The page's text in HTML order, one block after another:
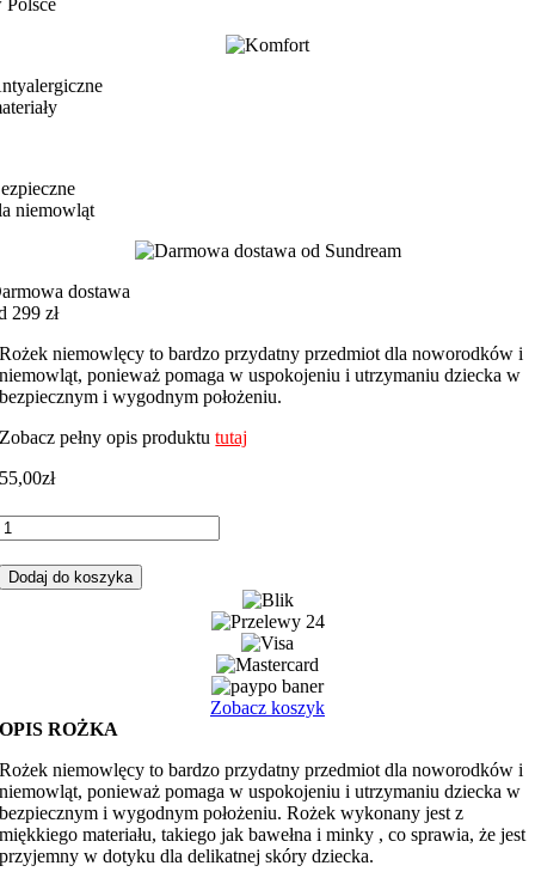
Polsce
niemowląt
dostawa
299 zł
Rożek niemowlęcy to bardzo przydatny przedmiot dla noworodków i
niemowląt, ponieważ pomaga w uspokojeniu i utrzymaniu dziecka w
bezpiecznym i wygodnym położeniu.
Zobacz pełny opis produktututaj
55,00zł
Dodaj do koszyka
Zobacz koszyk
OPIS ROŻKA
Rożek niemowlęcy to bardzo przydatny przedmiot dla noworodków i
niemowląt, ponieważ pomaga w uspokojeniu i utrzymaniu dziecka w
bezpiecznym i wygodnym położeniu. Rożek wykonany jest z
miękkiego materiału, takiego jak bawełna i minky , co sprawia, że jest
przyjemny w dotyku dla delikatnej skóry dziecka.